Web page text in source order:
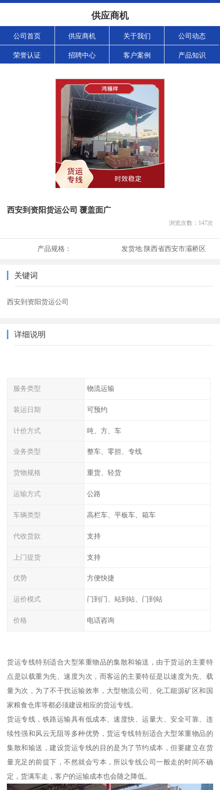
供应商机
公司首页 供应商机 关于我们 公司动态
荣誉认证 招聘中心 客户案例 产品知识
西安到资阳货运公司 覆盖面广
浏览次数： 147次
产品规格： 发货地:陕西省西安市灞桥区
关键词
西安到资阳货运公司
详细说明
服务类型 物流运输
装运日期 可预约
计价方式 吨、方、车
业务类型 整车、零担、专线
货物规格 重货、轻货
运输方式 公路
车辆类型 高栏车、平板车、箱车
代收货款 支持
上门提货 支持
优势 方便快捷
运价模式 门到门、站到站、门到站
价格 电话咨询
货运专线特别适合大型笨重物品的集散和输送，由于货运的主要特
点是以载重为先、速度为次，而客运的主要特征是以速度为先、载
量为次，为了不干扰运输效率，大型物流公司、化工能源矿区和国
家粮食仓库等都必须建设相应的货运专线。
货运专线，铁路运输具有低成本、速度快、运量大、安全可靠、连
续性强和风云无阻等多种优势，货运专线特别适合大型笨重物品的
集散和输送，建设货运专线的目的是为了节约成本，但要建立在货
量充足的前提下，不然就会亏本，所以专线公司一般走的时间不确
定，货满车走，客户的运输成本也会随之降低。